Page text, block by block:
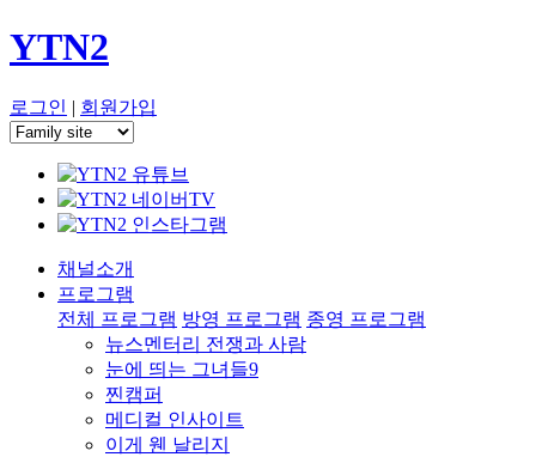
YTN2
로그인 | 회원가입
채널소개
프로그램
전체 프로그램 방영 프로그램 종영 프로그램
뉴스멘터리 전쟁과 사람
눈에 띄는 그녀들9
찐캠퍼
메디컬 인사이트
이게 웬 날리지